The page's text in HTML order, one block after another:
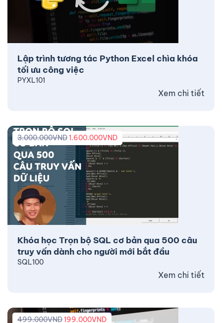
Lập trình tương tác Python Excel chìa khóa
tối ưu công việc
PYXL101
Xem chi tiết
Khóa học Trọn bộ SQL cơ bản qua 500 câu
truy vấn dành cho người mới bắt đầu
3.000.000VND1.600.000VND
SQL100
Xem chi tiết
499.000VND199.000VND